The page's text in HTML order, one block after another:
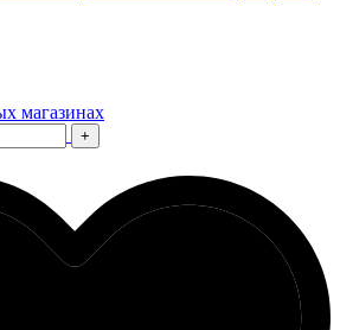
магазинах
+